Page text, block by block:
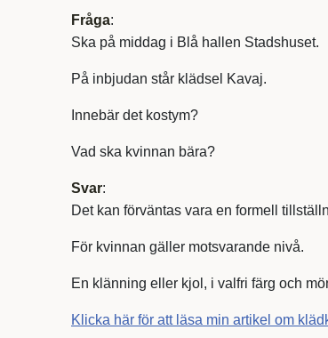
Fråga:
Ska på middag i Blå hallen Stadshuset.
På inbjudan står klädsel Kavaj.
Innebär det kostym?
Vad ska kvinnan bära?
Svar:
Det kan förväntas vara en formell
För kvinnan gäller motsvarande nivå.
En klänning eller kjol, i valfri färg och
Klicka här för att läsa min artikel om